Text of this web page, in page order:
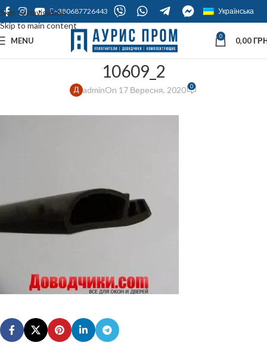
Skip to navigation
Skip to main content
+380687726443 Українська
MENU 0 0,00
10609_2
adminOn 17 Вересня, 2020 0